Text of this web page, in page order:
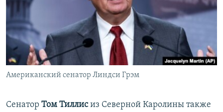
Американский сенатор Линдси Грэм
Сенатор Том Тиллисиз Северной Каролины также